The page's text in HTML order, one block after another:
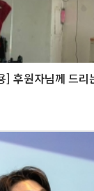
후원자님께 드리